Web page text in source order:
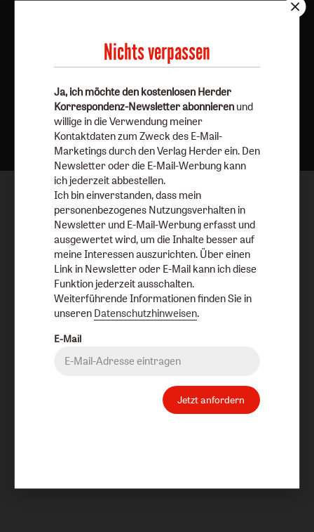
Nach oben
Nichts verpassen
Ja, ich möchte den kostenlosen Herder
Korrespondenz-Newsletter abonnieren und
willige in die Verwendung meiner
Kontaktdaten zum Zweck des E-Mail-
Marketings durch den Verlag Herder ein. Den
Newsletter oder die E-Mail-Werbung kann
ich jederzeit abbestellen.
Ich bin einverstanden, dass mein
personenbezogenes Nutzungsverhalten in
Newsletter und E-Mail-Werbung erfasst und
ausgewertet wird, um die Inhalte besser auf
meine Interessen auszurichten. Über einen
Link in Newsletter oder E-Mail kann ich diese
Funktion jederzeit ausschalten.
Weiterführende Informationen finden Sie in
unseren Datenschutzhinweisen.
E-Mail
Jetzt anfordern